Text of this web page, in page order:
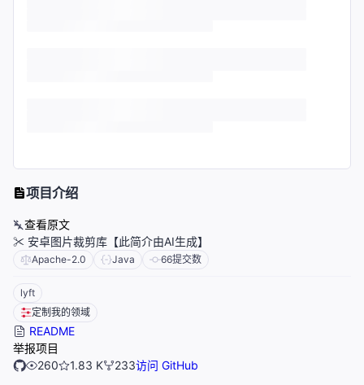
项目介绍
查看原文
✂ 安卓图片裁剪库【此简介由AI生成】
Apache-2.0 Java 66提交数
lyft
定制我的领域
README
举报项目
260
1.83 K 233访问 GitHub